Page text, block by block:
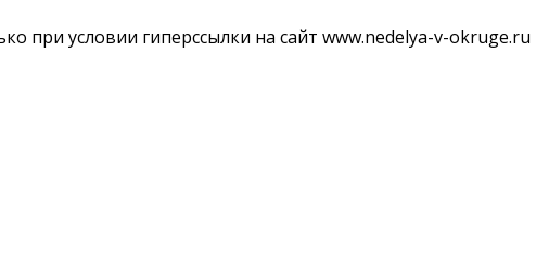
при условии гиперссылки на сайт www.nedelya-v-okruge.ru